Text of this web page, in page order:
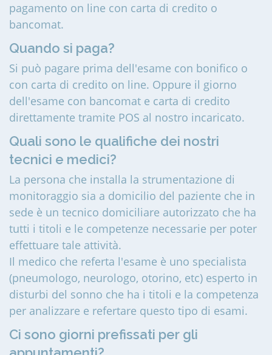
pagamento on line con carta di credito o
bancomat.
Quando si paga?
Si può pagare prima dell'esame con bonifico o
con carta di credito on line. Oppure il giorno
dell'esame con bancomat e carta di credito
direttamente tramite POS al nostro incaricato.
Quali sono le qualifiche dei nostri
tecnici e medici?
La persona che installa la strumentazione di
monitoraggio sia a domicilio del paziente che in
sede è un tecnico domiciliare autorizzato che ha
tutti i titoli e le competenze necessarie per poter
effettuare tale attività.
Il medico che referta l'esame è uno specialista
(pneumologo, neurologo, otorino, etc) esperto in
disturbi del sonno che ha i titoli e la competenza
per analizzare e refertare questo tipo di esami.
Ci sono giorni prefissati per gli